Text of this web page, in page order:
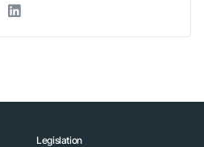
Legislation